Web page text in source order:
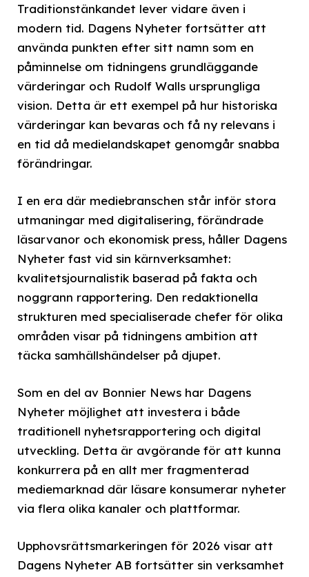
Traditionstänkandet lever vidare även i
modern tid. Dagens Nyheter fortsätter att
använda punkten efter sitt namn som en
påminnelse om tidningens grundläggande
värderingar och Rudolf Walls ursprungliga
vision. Detta är ett exempel på hur historiska
värderingar kan bevaras och få ny relevans i
en tid då medielandskapet genomgår snabba
förändringar.
I en era där mediebranschen står inför stora
utmaningar med digitalisering, förändrade
läsarvanor och ekonomisk press, håller Dagens
Nyheter fast vid sin kärnverksamhet:
kvalitetsjournalistik baserad på fakta och
noggrann rapportering. Den redaktionella
strukturen med specialiserade chefer för olika
områden visar på tidningens ambition att
täcka samhällshändelser på djupet.
Som en del av Bonnier News har Dagens
Nyheter möjlighet att investera i både
traditionell nyhetsrapportering och digital
utveckling. Detta är avgörande för att kunna
konkurrera på en allt mer fragmenterad
mediemarknad där läsare konsumerar nyheter
via flera olika kanaler och plattformar.
Upphovsrättsmarkeringen för 2026 visar att
Dagens Nyheter AB fortsätter sin verksamhet